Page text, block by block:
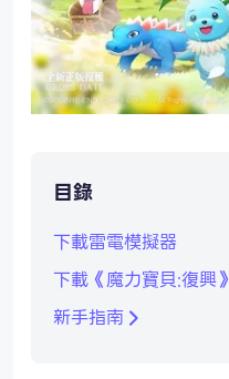
目錄
下載雷電模擬器
下載《魔力寶貝:復興》
新手指南